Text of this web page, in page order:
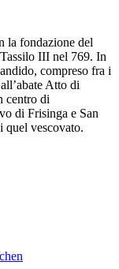
la fondazione del
III nel 769. In
compreso fra i
Atto di
centro di
di Frisinga e San
quel vescovato.